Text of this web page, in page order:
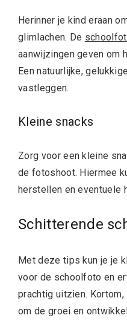
Herinner je kind eraan
glimlachen. De
aanwijzingen geven om
Een natuurlijke,
vastleggen.
Kleine snacks
Zorg voor een kleine
de fotoshoot. Hiermee
herstellen en eventuele
Schitterende
Met deze tips kun je je
voor de schoolfoto en
prachtig uitzien.
om de groei en